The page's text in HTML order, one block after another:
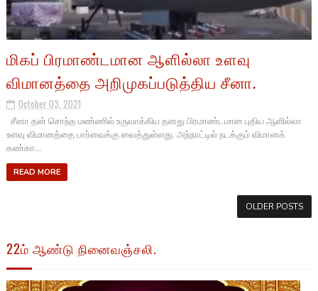
மிகப் பிரமாண்டமான ஆளில்லா உளவு
விமானத்தை அறிமுகப்படுத்திய சீனா.
October 03, 2021
சீனா தன் சொந்த மண்ணில் உருவாக்கிய தனது பிரமாண்டமான புதிய ஆளில்லா
உளவு விமானத்தை பார்வைக்கு வைத்துள்ளது. அந்நாட்டில் நடக்கும் விமானக்
கண்கா...
READ MORE
OLDER POSTS
22ம் ஆண்டு நினைவஞ்சலி.